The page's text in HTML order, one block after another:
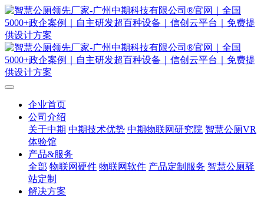
企业首页
公司介绍
关于中期 中期技术优势 中期物联网研究院 智慧公厕VR
体验馆
产品&服务
全部 物联网硬件 物联网软件 产品定制服务 智慧公厕驿
站定制
解决方案